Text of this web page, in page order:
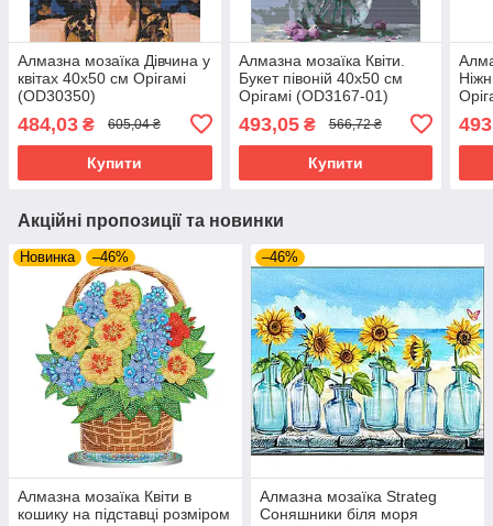
Алмазна мозаїка Дівчина у
квітах 40х50 см Орігамі
(OD30350)
484,03 ₴ 605,04 ₴
Купити
Алмазна мозаїка Квіти.
Букет півоній 40x50 см
Орігамі (OD3167-01)
493,05₴ 566,72 ₴
Купити
Акційні пропозиції та новинки
Новинка –46%
Алмазна мозаїка Квіти в
кошику на підставці розміром
–46%
Алмазна мозаїка Strateg
Соняшники біля моря